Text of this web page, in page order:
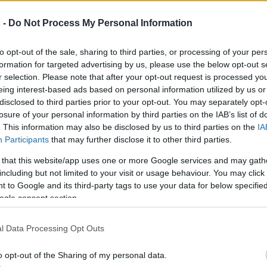
- Do Not Process My Personal Information
opt-out of the sale, sharing to third parties, or processing of your
for targeted advertising by us, please use the below opt-out
selection. Please note that after your opt-out request is processed
interest-based ads based on personal information utilized by us
to third parties prior to your opt-out. You may separately
of your personal information by third parties on the IAB’s list of
This information may also be disclosed by us to third parties on the
Participants that may further disclose it to other third parties.
that this website/app uses one or more Google services and may
but not limited to your visit or usage behaviour. You may
to Google and its third-party tags to use your data for below
consent section.
Data Processing Opt Outs
opt-out of the Sharing of my personal data.
meg ? neveik vannak, úgy mint szorgalom,
az igazgató, hozzátéve: a darab Matyija itt nem azért
hogy Döbrögi háza alkalmas-e befogadni a szelídséget, a
verés során. ?Le lehet-e verni róla a gőgöt és a
is megverni ezt az embert, amikor már mindenét elveszítette?
Tudunk-e újra tervezni és jól sáfárkodni a furfanggal
István színész, színigazgató, drámaíró 1838-ban